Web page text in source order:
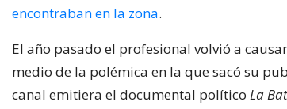
encontraban en la zona.
El año pasado el profesional volvió a
medio de la polémica en la que sacó su
canal emitiera el documental político La